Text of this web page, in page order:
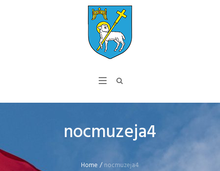
nocmuzeja4
Home /nocmuzeja4